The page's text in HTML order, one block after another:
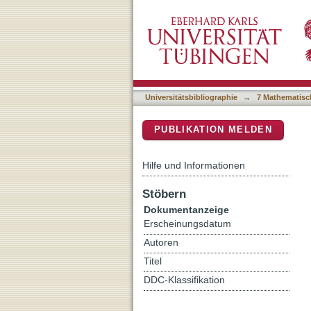
Universitätsbibliographie → 7
PUBLIKATION MELDEN
Hilfe und Informationen
Stöbern
Dokumentanzeige
Erscheinungsdatum
Autoren
Titel
DDC-Klassifikation